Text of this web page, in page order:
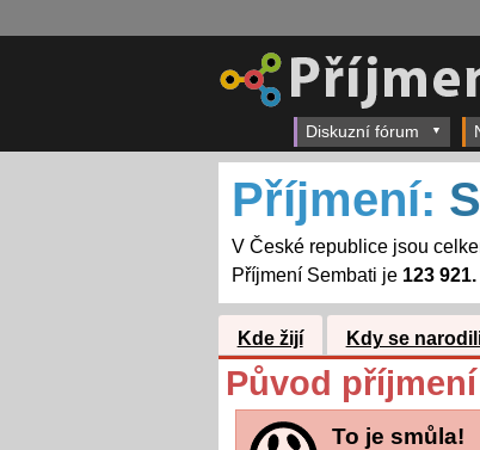
Diskuzní fórum
Příjmení:
V České republice jsou
Příjmení Sembati je 123 921.
Kde žijí Kdy se
Původ
To je smůla!